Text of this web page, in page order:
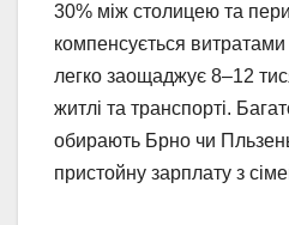
30% між столицею та
компенсується витратами
легко заощаджує 8–12
житлі та транспорті.
обирають Брно чи
пристойну зарплату з